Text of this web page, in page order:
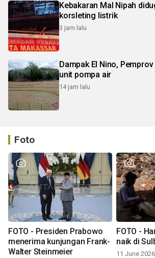
Kebakaran Mal Nipah
korsleting listrik
3 jam lalu
Dampak El Nino,
unit pompa air
14 jam lalu
Foto
FOTO - Presiden Prabowo
menerima kunjungan Frank-
Walter Steinmeier
FOTO -
naik di
11 June